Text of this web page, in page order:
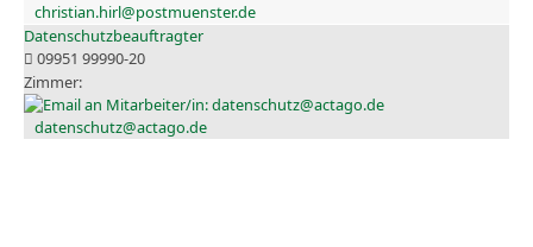
christian.hirl@postmuenster.de
Datenschutzbeauftragter
09951 99990-20
datenschutz@actago.de